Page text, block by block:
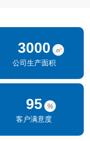
3000
㎡
公司生产面积
95
%
客户满意度